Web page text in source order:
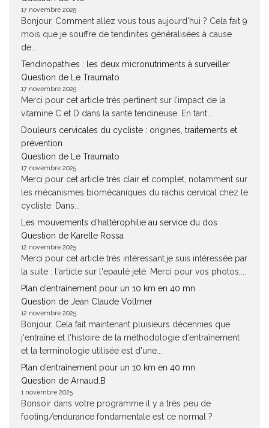
17 novembre 2025
Bonjour, Comment allez vous tous aujourd'hui ? Cela fait 9
mois que je souffre de tendinites généralisées à cause
de...
Tendinopathies : les deux micronutriments à surveiller
Question de Le Traumato
17 novembre 2025
Merci pour cet article très pertinent sur l’impact de la
vitamine C et D dans la santé tendineuse. En tant...
Douleurs cervicales du cycliste : origines, traitements et
prévention
Question de Le Traumato
17 novembre 2025
Merci pour cet article très clair et complet, notamment sur
les mécanismes biomécaniques du rachis cervical chez le
cycliste. Dans...
Les mouvements d’haltérophilie au service du dos
Question de Karelle Rossa
12 novembre 2025
Merci pour cet article très intéressant.je suis intéressée par
la suite : l'article sur l'epaulé jeté. Merci pour vos photos,...
Plan d’entraînement pour un 10 km en 40 mn
Question de Jean Claude Vollmer
12 novembre 2025
Bonjour, Cela fait maintenant pluisieurs décennies que
j'entraîne et l'histoire de la méthodologie d'entraînement
et la terminologie utilisée est d'une...
Plan d’entraînement pour un 10 km en 40 mn
Question de Arnaud.B
1 novembre 2025
Bonsoir dans votre programme il y a très peu de
footing/endurance fondamentale est ce normal ?